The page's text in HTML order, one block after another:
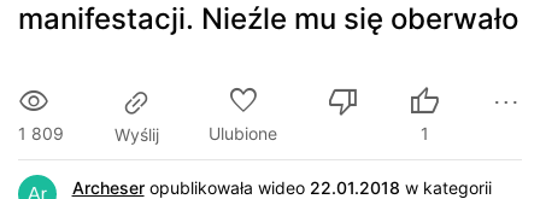
manifestacji. Nieźle mu się oberwało
1 809 Wyślij Ulubione 1
Archeseropublikowała wideo 22.01.2018 w kategorii